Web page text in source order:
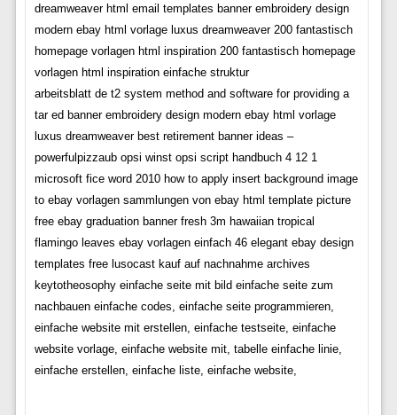
dreamweaver html email templates banner embroidery design
modern ebay html vorlage luxus dreamweaver 200 fantastisch
homepage vorlagen html inspiration 200 fantastisch homepage
vorlagen html inspiration einfache struktur
arbeitsblatt de t2 system method and software for providing a
tar ed banner embroidery design modern ebay html vorlage
luxus dreamweaver best retirement banner ideas –
powerfulpizzaub opsi winst opsi script handbuch 4 12 1
microsoft fice word 2010 how to apply insert background image
to ebay vorlagen sammlungen von ebay html template picture
free ebay graduation banner fresh 3m hawaiian tropical
flamingo leaves ebay vorlagen einfach 46 elegant ebay design
templates free lusocast kauf auf nachnahme archives
keytotheosophy einfache seite mit bild einfache seite zum
nachbauen einfache codes, einfache seite programmieren,
einfache website mit erstellen, einfache testseite, einfache
website vorlage, einfache website mit, tabelle einfache linie,
einfache erstellen, einfache liste, einfache website,